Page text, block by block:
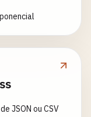
JSON ou CSV